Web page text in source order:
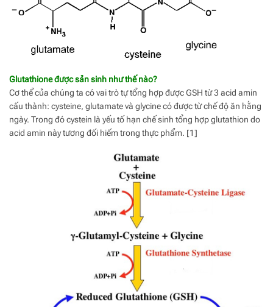
Glutathione được sản sinh như thế nào?
Cơ thể của chúng ta có vai trò tự tổng hợp được GSH từ 3 acid amin
cấu thành: cysteine, glutamate và glycine có được từ chế độ ăn hằng
ngày. Trong đó cystein là yếu tố hạn chế sinh tổng hợp glutathion do
acid amin này tương đối hiếm trong thực phẩm. [1]